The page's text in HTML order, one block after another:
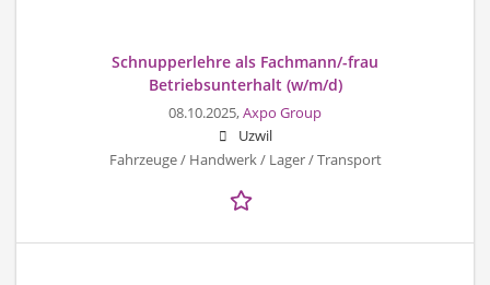
Schnupperlehre als Fachmann/-frau
Betriebsunterhalt (w/m/d)
08.10.2025,Axpo Group
Uzwil
Fahrzeuge / Handwerk / Lager / Transport